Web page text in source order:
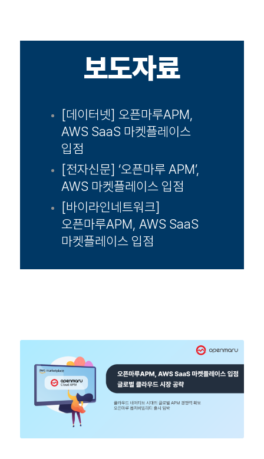
보도자료
[데이터넷] 오픈마루APM,
AWS SaaS 마켓플레이스
입점
[전자신문] ‘오픈마루 APM’,
AWS 마켓플레이스 입점
[바이라인네트워크]
오픈마루APM, AWS SaaS
마켓플레이스 입점